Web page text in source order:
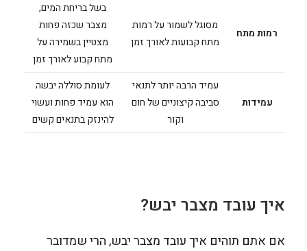
רמות מתח
מסוגל לשמור על רמות
מתח קבועות לאורך זמן
בשל בריחת המים,
מצבר שכזה פחות
מצטיין בשמירה על
מתח קבוע לאורך זמן
עמידות
עמיד הרבה יותר לתנאי
סביבה קיצוניים של חום
וקור
לעומת סוללה יבשה
הוא עמיד פחות ועשוי
להינזק בתנאים קשים
איך עובד מצבר יבש?
אם אתם תוהים איך עובד מצבר יבש, הרי שמדובר